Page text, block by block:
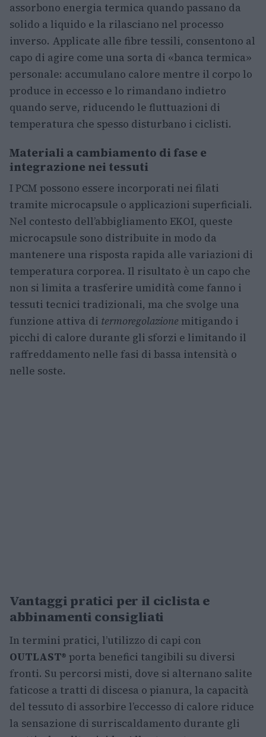
assorbono energia termica quando passano da
solido a liquido e la rilasciano nel processo
inverso. Applicate alle fibre tessili, consentono al
capo di agire come una sorta di «banca termica»
personale: accumulano calore mentre il corpo lo
produce in eccesso e lo rimandano indietro
quando serve, riducendo le fluttuazioni di
temperatura che spesso disturbano i ciclisti.
Materiali a cambiamento di fase e
integrazione nei tessuti
I PCM possono essere incorporati nei filati
tramite microcapsule o applicazioni superficiali.
Nel contesto dell’abbigliamento EKOI, queste
microcapsule sono distribuite in modo da
mantenere una risposta rapida alle variazioni di
temperatura corporea. Il risultato è un capo che
non si limita a trasferire umidità come fanno i
tessuti tecnici tradizionali, ma che svolge una
funzione attiva di termoregolazione mitigando i
picchi di calore durante gli sforzi e limitando il
raffreddamento nelle fasi di bassa intensità o
nelle soste.
Vantaggi pratici per il ciclista e
abbinamenti consigliati
In termini pratici, l’utilizzo di capi con
OUTLAST® porta benefici tangibili su diversi
fronti. Su percorsi misti, dove si alternano salite
faticose a tratti di discesa o pianura, la capacità
del tessuto di assorbire l’eccesso di calore riduce
la sensazione di surriscaldamento durante gli